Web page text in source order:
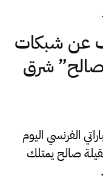
عن شبكات
شرق
الفرنسي اليوم
صالح يمتلك